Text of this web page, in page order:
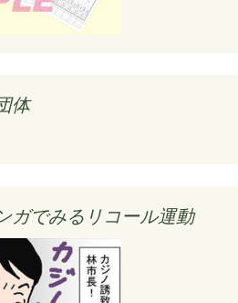
体
ガでみるリコール運動